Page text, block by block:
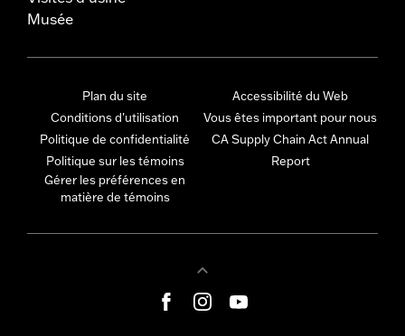
Musée
Plan du site
Conditions d'utilisation
Politique de confidentialité
Politique sur les témoins
Gérer les préférences en
matière de témoins
Accessibilité du Web
Vous êtes important pour nous
CA Supply Chain Act Annual
Report